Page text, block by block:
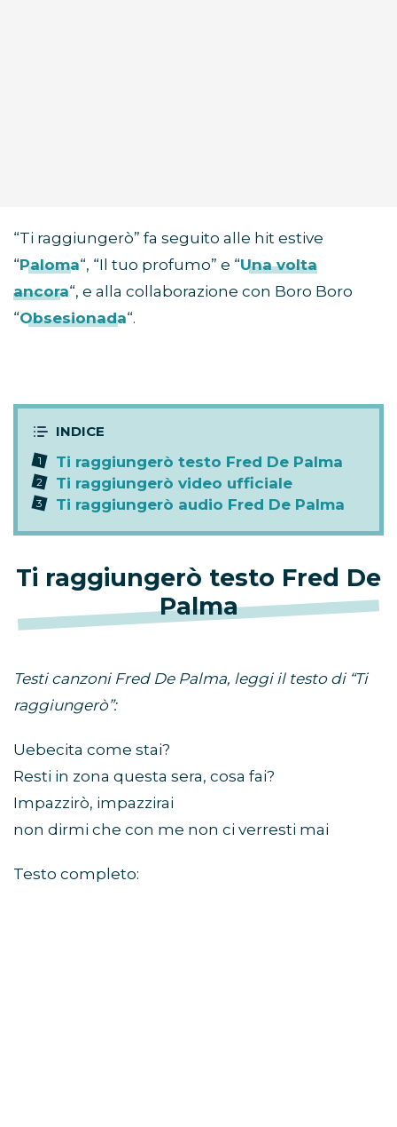
“Ti raggiungerò” fa seguito alle hit estive
“Paloma“, “Il tuo profumo” e “Una volta
ancora“, e alla collaborazione con Boro Boro
“Obsesionada“.
Ti raggiungerò testo Fred De Palma
Ti raggiungerò video ufficiale
Ti raggiungerò audio Fred De Palma
Ti raggiungerò testo Fred De
Palma
Testi canzoni Fred De Palma, leggi il testo di “Ti
raggiungerò”:
Uebecita come stai?
Resti in zona questa sera, cosa fai?
Impazzirò, impazzirai
non dirmi che con me non ci verresti mai
Testo completo: